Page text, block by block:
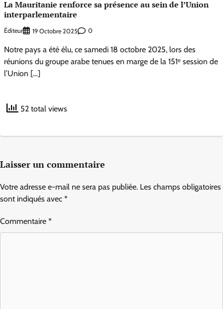
La Mauritanie renforce sa présence au sein de l’Union
interparlementaire
Éditeur 19 Octobre 2025 0
Notre pays a été élu, ce samedi 18 octobre 2025, lors des
réunions du groupe arabe tenues en marge de la 151ᵉ session de
l’Union […]
52 total views
Laisser un commentaire
Votre adresse e-mail ne sera pas publiée. Les champs obligatoires
sont indiqués avec *
Commentaire *